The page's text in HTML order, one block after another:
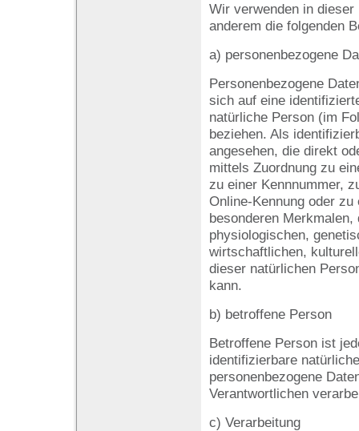
Wir verwenden in
anderem die folgenden
a) personenbezogene
Personenbezogene
sich auf eine
natürliche Person (im
beziehen. Als
angesehen, die direkt
mittels Zuordnung zu
zu einer Kennnummer,
Online-Kennung oder
besonderen
physiologischen,
wirtschaftlichen,
dieser natürlichen
kann.
b) betroffene Person
Betroffene Person ist
identifizierbare
personenbezogene
Verantwortlichen
c) Verarbeitung